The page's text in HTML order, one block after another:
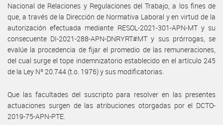
Nacional de Relaciones y Regulaciones del Trabajo, a los fines de
que, a través de la Dirección de Normativa Laboral y en virtud de la
autorización efectuada mediante RESOL-2021-301-APN-MT y su
consecuente DI-2021-288-APN-DNRYRT#MT y sus prórrogas, se
evalúe la procedencia de fijar el promedio de las remuneraciones,
del cual surge el tope indemnizatorio establecido en el artículo 245
de la Ley Nº 20.744 (t.o. 1976) y sus modificatorias.
Que las facultades del suscripto para resolver en las presentes
actuaciones surgen de las atribuciones otorgadas por el DCTO-
2019-75-APN-PTE.